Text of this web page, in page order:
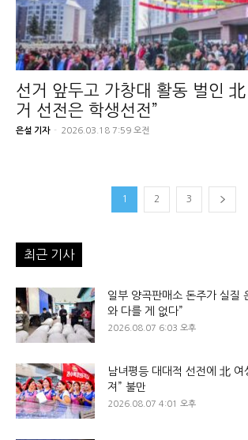
선거 앞두고 가창대 활동 벌인
거 선전은 학생선전”
은설 기자 - 2026.03.18 7:59 오전
1 2 3
최근 기사
일부 양곡판매소 돈주가 실질
와 다를 게 없다”
2026.08.07 6:03 오후
남녀평등 대대적 선전에 北 여
져” 불만
2026.08.07 4:01 오후